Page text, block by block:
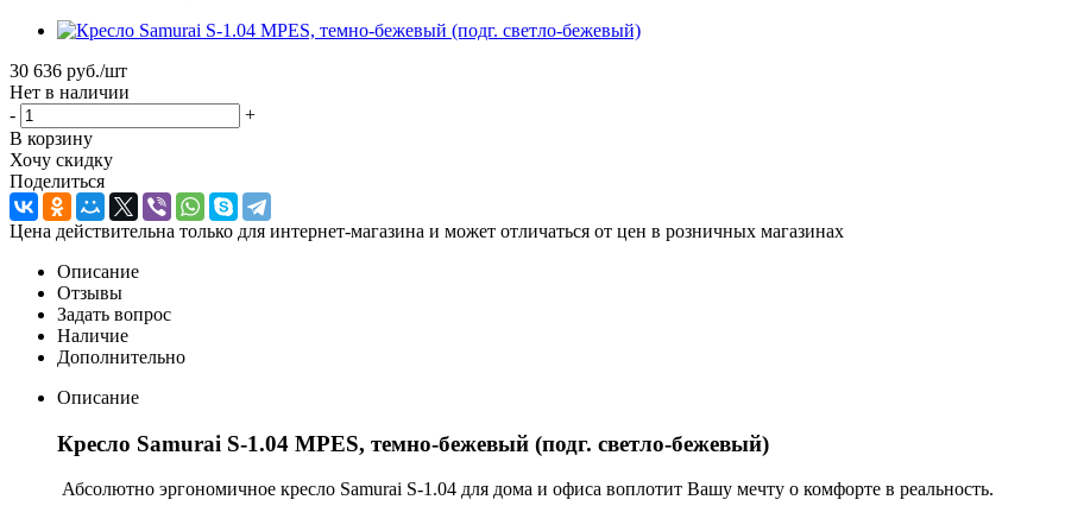
30 636 руб./шт
Нет в наличии
-
+
В корзину
Хочу скидку
Поделиться
Цена действительна только для интернет-магазина и может отличаться от цен в розничных магазинах
Описание
Отзывы
Задать вопрос
Наличие
Дополнительно
Описание
Кресло Samurai S-1.04 MPES, темно-бежевый (подг. светло-бежевый)
Абсолютно эргономичное кресло Samurai S-1.04 для дома и офиса воплотит Вашу мечту о комфорте в реальность.